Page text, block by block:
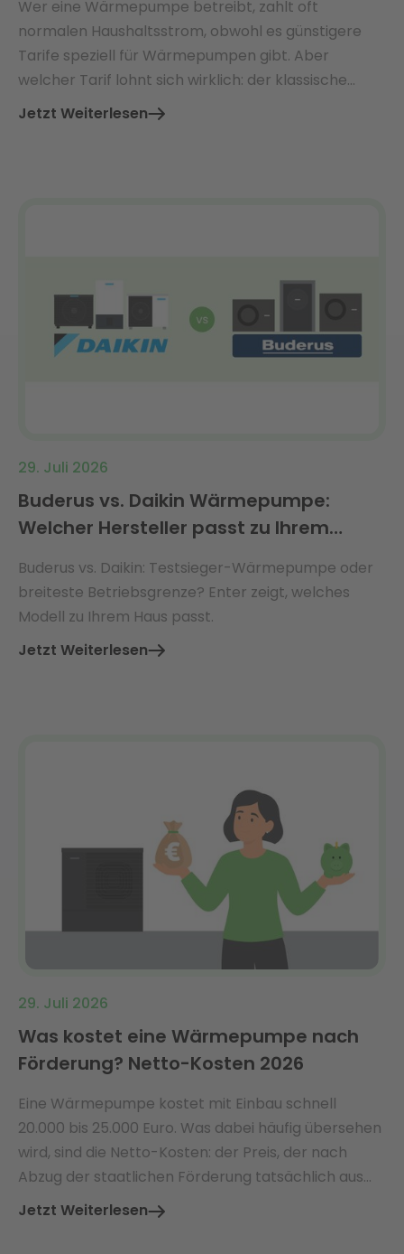
Wer eine Wärmepumpe betreibt, zahlt oft
normalen Haushaltsstrom, obwohl es günstigere
Tarife speziell für Wärmepumpen gibt. Aber
welcher Tarif lohnt sich wirklich: der klassische
Wärmepumpentarif oder ein moderner
Jetzt Weiterlesen
29. Juli 2026
Buderus vs. Daikin Wärmepumpe:
Welcher Hersteller passt zu Ihrem
Buderus vs. Daikin: Testsieger-Wärmepumpe oder
breiteste Betriebsgrenze? Enter zeigt, welches
Modell zu Ihrem Haus passt.
Jetzt Weiterlesen
29. Juli 2026
Was kostet eine Wärmepumpe nach
Förderung? Netto-Kosten 2026
Eine Wärmepumpe kostet mit Einbau schnell
20.000 bis 25.000 Euro. Was dabei häufig übersehen
wird, sind die Netto-Kosten: der Preis, der nach
Abzug der staatlichen Förderung tatsächlich aus
der eigenen Tasche bezahlt werden muss.
Jetzt Weiterlesen